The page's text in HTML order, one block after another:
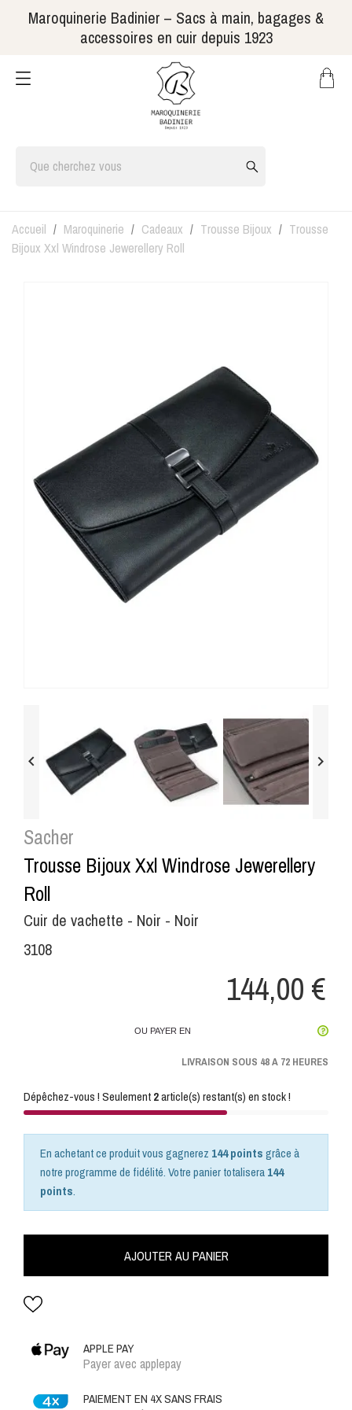
Maroquinerie Badinier – Sacs à main, bagages &
accessoires en cuir depuis 1923
Accueil Maroquinerie Cadeaux Trousse Bijoux
Trousse
Bijoux Xxl Windrose Jewerellery Roll
 
Sacher
Trousse Bijoux Xxl Windrose Jewerellery
Roll
Cuir de vachette - Noir - Noir
3108
144,00 €
OU PAYER EN
LIVRAISON SOUS 48 A 72 HEURES
Dépêchez-vous ! Seulement2article(s) restant(s) en stock !
En achetant ce produit vous gagnerez 144 pointsgrâce à
notre programme de fidélité. Votre panier totalisera144
points.
AJOUTER AU PANIER
APPLE PAY
Payer avec applepay
PAIEMENT EN 4X SANS FRAIS